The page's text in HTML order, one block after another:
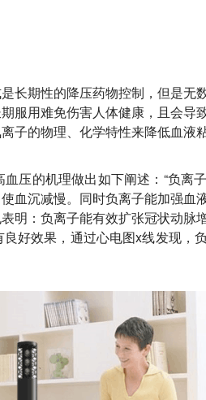
长期性的降压药物控制，但是无
服用难免伤害人体健康，且会导
子的物理、化学特性来降低血液
压的机理做出如下阐述：“负离
血沉减慢。同时负离子能加强血
明：负离子能有效扩张冠状动脉
好效果，通过心电图x线发现，